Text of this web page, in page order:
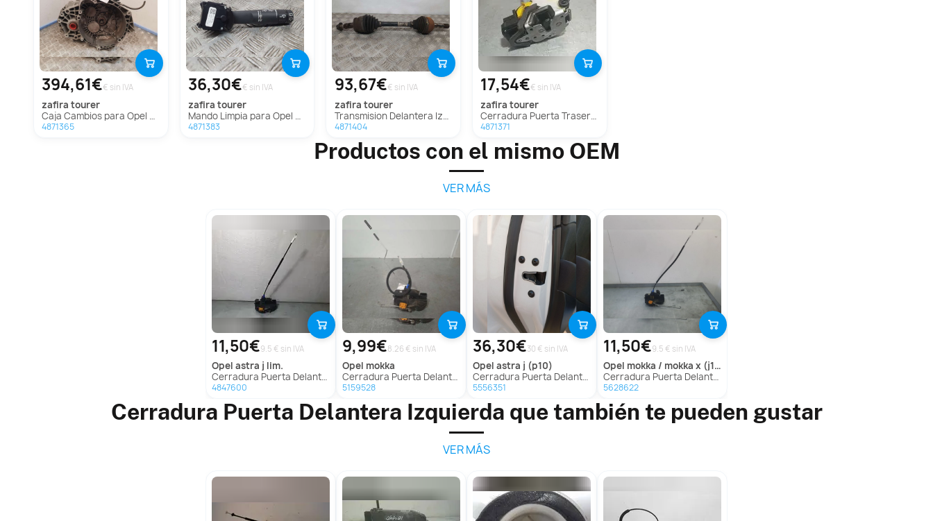
394,61€€ sin IVA
zafira tourer
Caja Cambios para Opel Zafira Tourer
4871365
36,30€€ sin IVA
zafira tourer
Mando Limpia para Opel Zafira Tourer
4871383
93,67€€ sin IVA
zafira tourer
Transmision Delantera Izquierda para Opel Zafira Tourer
4871404
17,54€€ sin IVA
zafira tourer
Cerradura Puerta Trasera Izquierda Para Opel Zafira Tourer
4871371
Productos con el mismo OEM
VER MÁS
11,50€9.5 € sin IVA
opel astra j lim.
Cerradura Puerta Delantera Izquierda Para Opel Astra J Lim.
4847600
9,99€8.26 € sin IVA
opel mokka
Cerradura Puerta Delantera Izquierda para Opel Mokka
5159528
36,30€30 € sin IVA
opel astra j (p10)
Cerradura Puerta Delantera Izquierda para Opel Astra J (P10)
5556351
11,50€9.5 € sin IVA
opel mokka / mokka x (j13)
Cerradura Puerta Delantera Izquierda para Opel Mokka / Mokka X (J13)
5628622
Cerradura Puerta Delantera Izquierda que también te pueden gustar
VER MÁS